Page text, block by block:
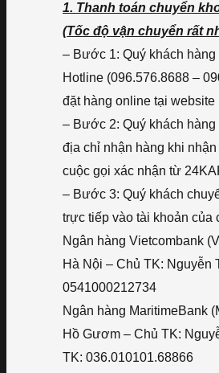
1. Thanh toán chuyển
(Tốc độ vận chuyển rất
– Bước 1: Quý khách hàng
Hotline (096.576.8688 –
đặt hàng online tại website
– Bước 2: Quý khách hàng
địa chỉ nhận hàng khi
cuộc gọi xác nhận từ
– Bước 3: Quý khách
trực tiếp vào tài khoản của
Ngân hàng Vietcombank
Hà Nội – Chủ TK: Nguyễn
0541000212734
Ngân hàng MaritimeBank
Hồ Gươm – Chủ TK:
TK: 036.010101.68866